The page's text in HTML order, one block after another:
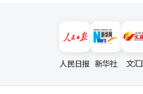
人民日报 新华社 文汇